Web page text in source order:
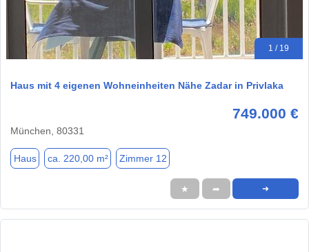
1 / 19
Haus mit 4 eigenen Wohneinheiten Nähe Zadar in Privlaka
749.000 €
München, 80331
Haus ca. 220,00 m² Zimmer 12
★ ➦ ➜